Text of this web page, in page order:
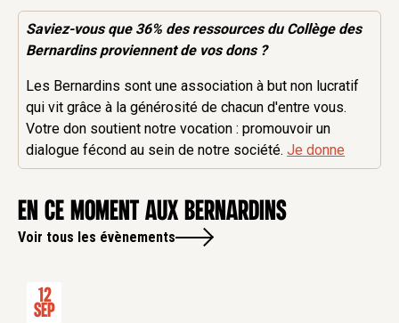
Saviez-vous que 36% desressourcesdu Collège des
Bernardins proviennent de vos dons ?
Les Bernardins sont une association à but non lucratif
qui vit grâce à la générosité de chacun d'entre vous.
Votre don soutient notre vocation : promouvoir un
dialogue fécond au sein de notre société.Je donne
en ce moment aux Bernardins
Voir tous les évènements
12
Sep